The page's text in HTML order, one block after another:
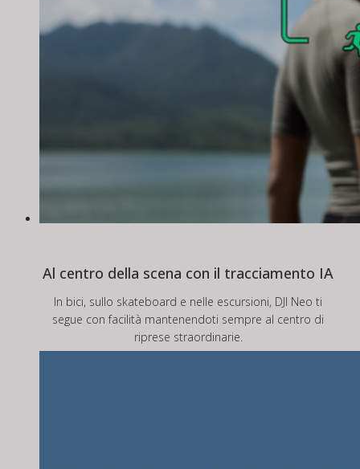
Al centro della scena con il tracciamento IA
In bici, sullo skateboard e nelle escursioni, DJI Neo ti
segue con facilità mantenendoti sempre al centro di
riprese straordinarie.